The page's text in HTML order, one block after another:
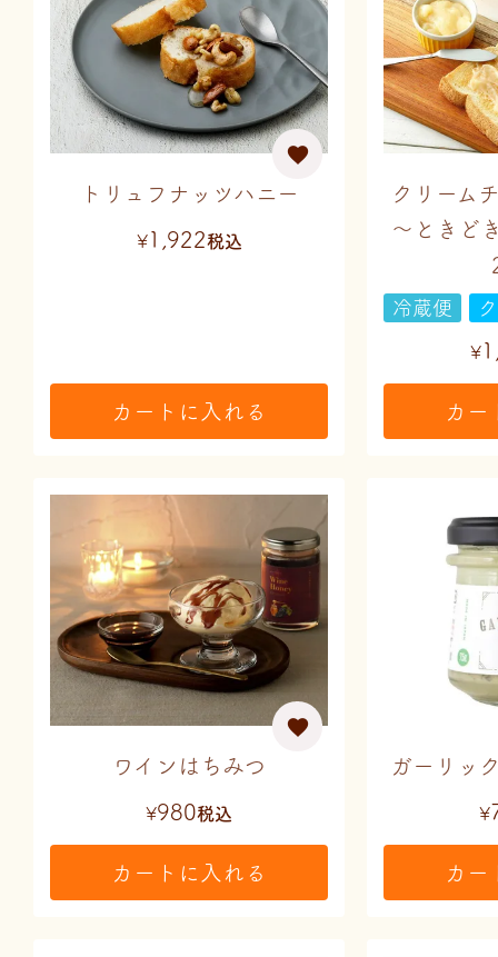
トリュフナッツハニー
¥1,922税込
カートに入れる
クリーム
～ときど
冷蔵便
¥
カー
ワインはちみつ
¥980税込
カートに入れる
ガーリッ
¥
カー